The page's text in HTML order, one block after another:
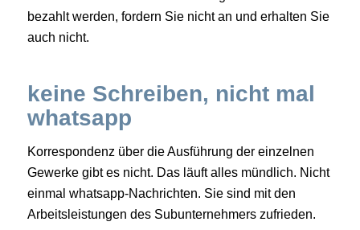
bezahlt werden, fordern Sie nicht an und erhalten Sie
auch nicht.
keine Schreiben, nicht mal
whatsapp
Korrespondenz über die Ausführung der einzelnen
Gewerke gibt es nicht. Das läuft alles mündlich. Nicht
einmal whatsapp-Nachrichten. Sie sind mit den
Arbeitsleistungen des Subunternehmers zufrieden.